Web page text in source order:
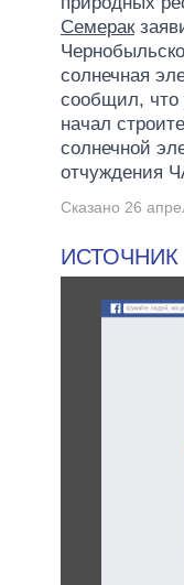
Семерак
солнечная
сообщил, что
начал
солнечной
отчуждения
Сказано 26
ИСТОЧНИК